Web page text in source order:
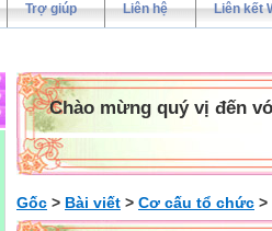
Trợ giúp Liên hệ Liên kết
Chào mừng quý vị đến
Gốc > Bài viết > Cơ cấu tổ chức >